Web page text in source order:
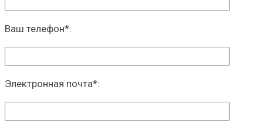
Ваш телефон*:
Электронная почта*: